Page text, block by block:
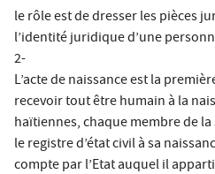
le rôle est de dresser les pièces
l’identité juridique d’une
2-
L’acte de naissance est la
recevoir tout être humain à la
haïtiennes, chaque membre de
le registre d’état civil à sa
compte par l’Etat auquel il